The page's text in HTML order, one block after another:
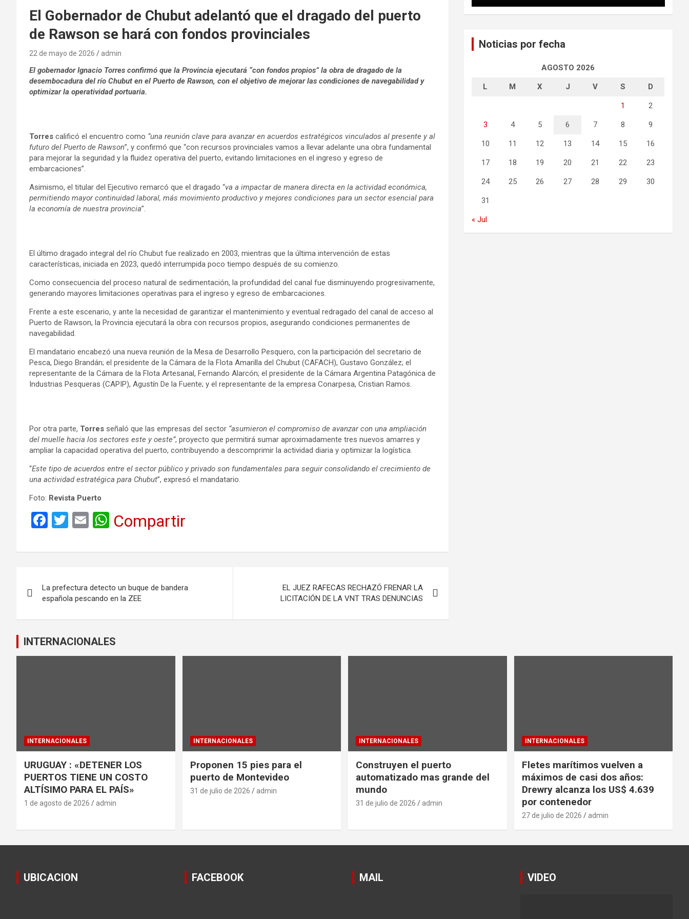
El Gobernador de Chubut adelantó que el dragado del puerto
de Rawson se hará con fondos provinciales
22 de mayo de 2026 admin
El gobernador Ignacio Torres confirmó que la Provincia ejecutará “con fondos propios” la obra de dragado de la
desembocadura del río Chubut en el Puerto de Rawson, con el objetivo de mejorar las condiciones de navegabilidad y
optimizar la operatividad portuaria.
Torres calificó el encuentro como “una reunión clave para avanzar en acuerdos estratégicos vinculados al presente y al
futuro del Puerto de Rawson”, y confirmó que “con recursos provinciales vamos a llevar adelante una obra fundamental
para mejorar la seguridad y la fluidez operativa del puerto, evitando limitaciones en el ingreso y egreso de
embarcaciones”.
Asimismo, el titular del Ejecutivo remarcó que el dragado “va a impactar de manera directa en la actividad económica,
permitiendo mayor continuidad laboral, más movimiento productivo y mejores condiciones para un sector esencial para
la economía de nuestra provincia”.
El último dragado integral del río Chubut fue realizado en 2003, mientras que la última intervención de estas
características, iniciada en 2023, quedó interrumpida poco tiempo después de su comienzo.
Como consecuencia del proceso natural de sedimentación, la profundidad del canal fue disminuyendo progresivamente,
generando mayores limitaciones operativas para el ingreso y egreso de embarcaciones.
Frente a este escenario, y ante la necesidad de garantizar el mantenimiento y eventual redragado del canal de acceso al
Puerto de Rawson, la Provincia ejecutará la obra con recursos propios, asegurando condiciones permanentes de
navegabilidad.
El mandatario encabezó una nueva reunión de la Mesa de Desarrollo Pesquero, con la participación del secretario de
Pesca, Diego Brandán; el presidente de la Cámara de la Flota Amarilla del Chubut (CAFACH), Gustavo González; el
representante de la Cámara de la Flota Artesanal, Fernando Alarcón; el presidente de la Cámara Argentina Patagónica de
Industrias Pesqueras (CAPIP), Agustín De la Fuente; y el representante de la empresa Conarpesa, Cristian Ramos.
Por otra parte, Torres señaló que las empresas del sector “asumieron el compromiso de avanzar con una ampliación
del muelle hacia los sectores este y oeste”, proyecto que permitirá sumar aproximadamente tres nuevos amarres y
ampliar la capacidad operativa del puerto, contribuyendo a descomprimir la actividad diaria y optimizar la logística.
“Este tipo de acuerdos entre el sector público y privado son fundamentales para seguir consolidando el crecimiento de
una actividad estratégica para Chubut”, expresó el mandatario.
Foto: Revista Puerto
F
ce
o
o
k
T
tt
E
ail
W
at
A
p
p
Compartir
de
entradas
La prefectura detecto un buque de bandera
española pescando en la ZEE
EL JUEZ RAFECAS RECHAZÓ FRENAR LA
LICITACIÓN DE LA VNT TRAS DENUNCIAS
Noticias por fecha
AGOSTO 2026
L M X J V S D
1 2
3 4 5 6 7 8 9
10 11 12 13 14 15 16
17 18 19 20 21 22 23
24 25 26 27 28 29 30
31
« Jul
INTERNACIONALES
INTERNACIONALES
URUGUAY : «DETENER LOS
PUERTOS TIENE UN COSTO
ALTÍSIMO PARA EL PAÍS»
1 de agosto de 2026 admin
INTERNACIONALES
Proponen 15 pies para el
puerto de Montevideo
31 de julio de 2026 admin
INTERNACIONALES
Construyen el puerto
automatizado mas grande del
mundo
31 de julio de 2026 admin
INTERNACIONALES
Fletes marítimos vuelven a
máximos de casi dos años:
Drewry alcanza los US$ 4.639
por contenedor
27 de julio de 2026 admin
UBICACION FACEBOOK MAIL VIDEO